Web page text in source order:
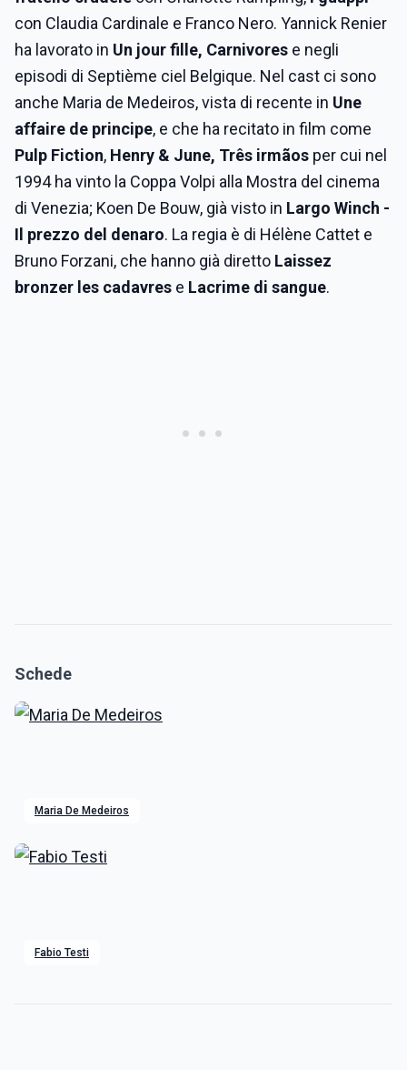
con Claudia Cardinale e Franco Nero. Yannick Renier
ha lavorato in Un jour fille, Carnivores e negli
episodi di Septième ciel Belgique. Nel cast ci sono
anche Maria de Medeiros, vista di recente in Une
affaire de principe, e che ha recitato in film come
Pulp Fiction, Henry & June, Três irmãos per cui nel
1994 ha vinto la Coppa Volpi alla Mostra del cinema
di Venezia; Koen De Bouw, già visto in Largo Winch -
Il prezzo del denaro. La regia è di Hélène Cattet e
Bruno Forzani, che hanno già diretto Laissez
bronzer les cadavres e Lacrime di sangue.
Schede
Maria De Medeiros
Fabio Testi